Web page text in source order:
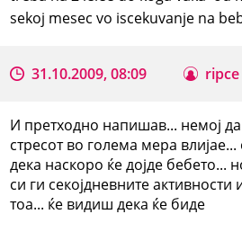
sekoj mesec vo iscekuvanje na
31.10.2009, 08:09 ripce
И претходно напишав... немој
стресот во голема мера
дека наскоро ќе дојде бебето...
си ги секојдневните активности
тоа... ќе видиш дека ќе биде